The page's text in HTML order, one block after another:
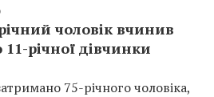
чоловік вчинив
11-річної дівчинки
75-річного чоловіка,